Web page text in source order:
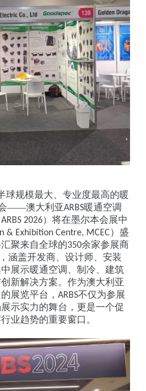
球规模最大、专业度最高的暖
——澳大利亚ARBS暖通空调
ARBS 2026）将在墨尔本会展中
& Exhibition Centre, MCEC）盛
聚来自全球的350余家参展商
涵盖开发商、设计师、安装
展示暖通空调、制冷、建筑
新解决方案。作为澳大利亚
展览平台， ARBS不仅为参展
示实力的舞台，更是一个促
业趋势的重要窗口。